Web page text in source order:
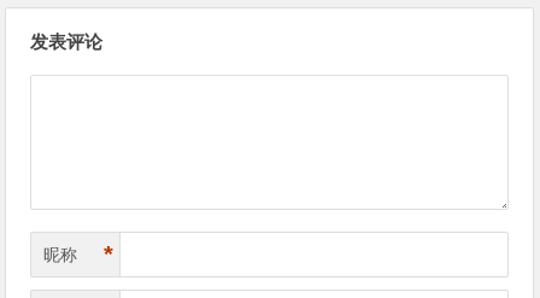
发表评论
昵称 *